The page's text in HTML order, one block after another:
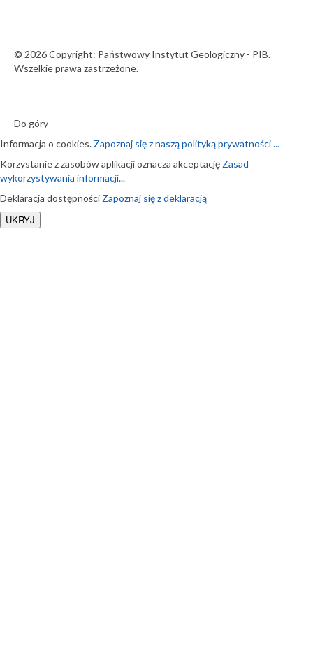
© 2026 Copyright: Państwowy Instytut Geologiczny - PIB.
Wszelkie prawa zastrzeżone.
Do góry
Informacja o cookies. Zapoznaj się z naszą polityką prywatności ...
Korzystanie z zasobów aplikacji oznacza akceptację Zasad
wykorzystywania informacji...
Deklaracja dostępności Zapoznaj się z deklaracją